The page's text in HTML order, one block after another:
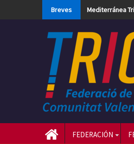
Breves Mediterránea
FEDERACIÓN